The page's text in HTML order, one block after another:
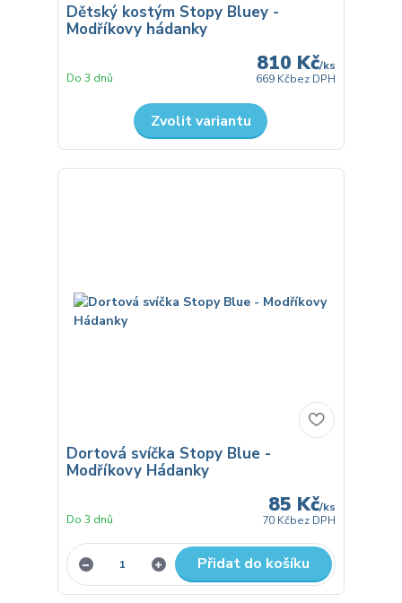
Dětský kostým Stopy Bluey -
Modříkovy hádanky
810 Kč/ks
669 Kčbez DPH
Do 3 dnů
Zvolit variantu
Dortová svíčka Stopy Blue -
Modříkovy Hádanky
85 Kč/ks
70 Kčbez DPH
Do 3 dnů
Přidat do košíku